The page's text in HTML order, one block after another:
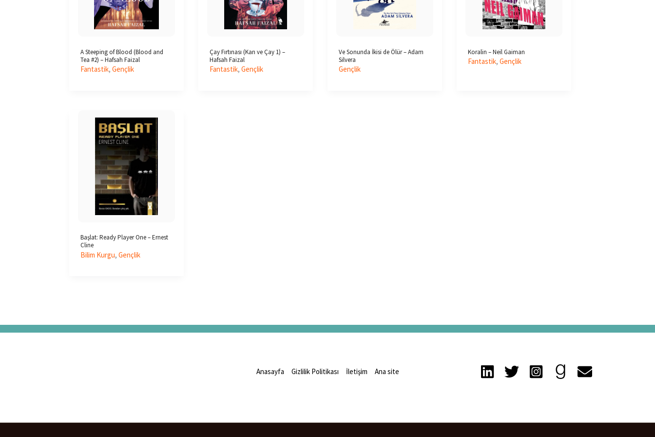
A Steeping of Blood (Blood and
Tea #2) – Hafsah Faizal
Fantastik, Gençlik
Çay Fırtınası (Kan ve Çay 1) –
Hafsah Faizal
Fantastik, Gençlik
Ve Sonunda İkisi de Ölür – Adam
Silvera
Gençlik
Koralin – Neil Gaiman
Fantastik, Gençlik
Başlat: Ready Player One – Ernest
Cline
Bilim Kurgu, Gençlik
Anasayfa Gizlilik Politikası İletişim Ana site